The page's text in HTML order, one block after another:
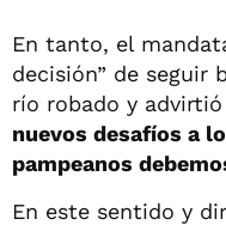
En tanto, el
decisión” de seguir
río robado y
nuevos desafíos a
pampeanos
En este sentido y